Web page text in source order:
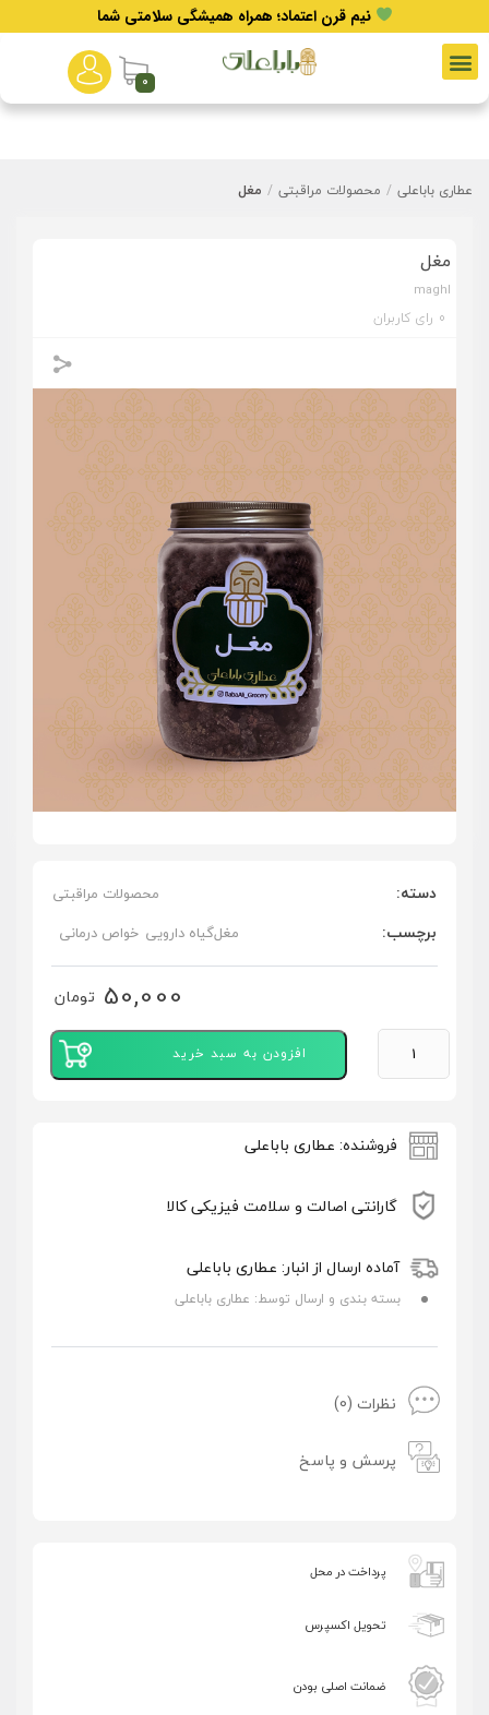
نیم قرن اعتماد؛ همراه همیشگی سلامتی شما
0
عطاری باباعلی / محصولات مراقبتی / مغل
مغل
maghl
0 رای کاربران
دسته: محصولات مراقبتی
برچسب: خواص درمانی گیاه داروییمغل
50,000 تومان
افزودن به سبد خرید
فروشنده: عطاری باباعلی
گارانتی اصالت و سلامت فیزیکی کالا
آماده ارسال از انبار: عطاری باباعلی
بسته بندی و ارسال توسط: عطاری باباعلی
نظرات (0)
پرسش و پاسخ
پرداخت در محل
تحویل اکسپرس
ضمانت اصلی بودن
ارسال به ایمیل
تصاویر رسمی